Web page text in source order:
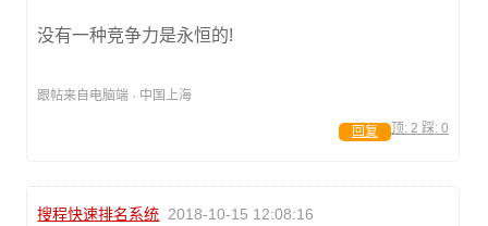
没有一种竞争力是永恒的!
跟帖来自电脑端 · 中国上海
顶: 2 踩: 0
回复
搜程快速排名系统 2018-10-15 12:08:16